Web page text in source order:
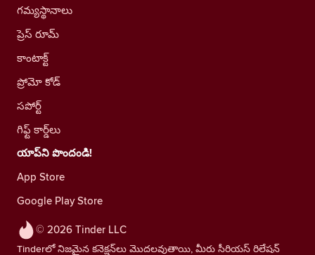
© 2026 Tinder LLC
Tinderలో నిజమైన కనెక్షన్‌లు మొదలవుతాయి, మీరు సీరియస్ రిలేషన్
గమ్యస్థానాలు
ప్రెస్ రూమ్
కాంటాక్ట్
ప్రోమో కోడ్
సపోర్ట్
గిఫ్ట్ కార్డ్‌లు
యాప్‌ని పొందండి!
App Store
Google Play Store